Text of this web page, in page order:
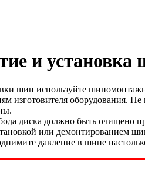
и
шин используйте
изготовителя оборудования.
диска должно быть очищено
или демонтированием
давление в шине